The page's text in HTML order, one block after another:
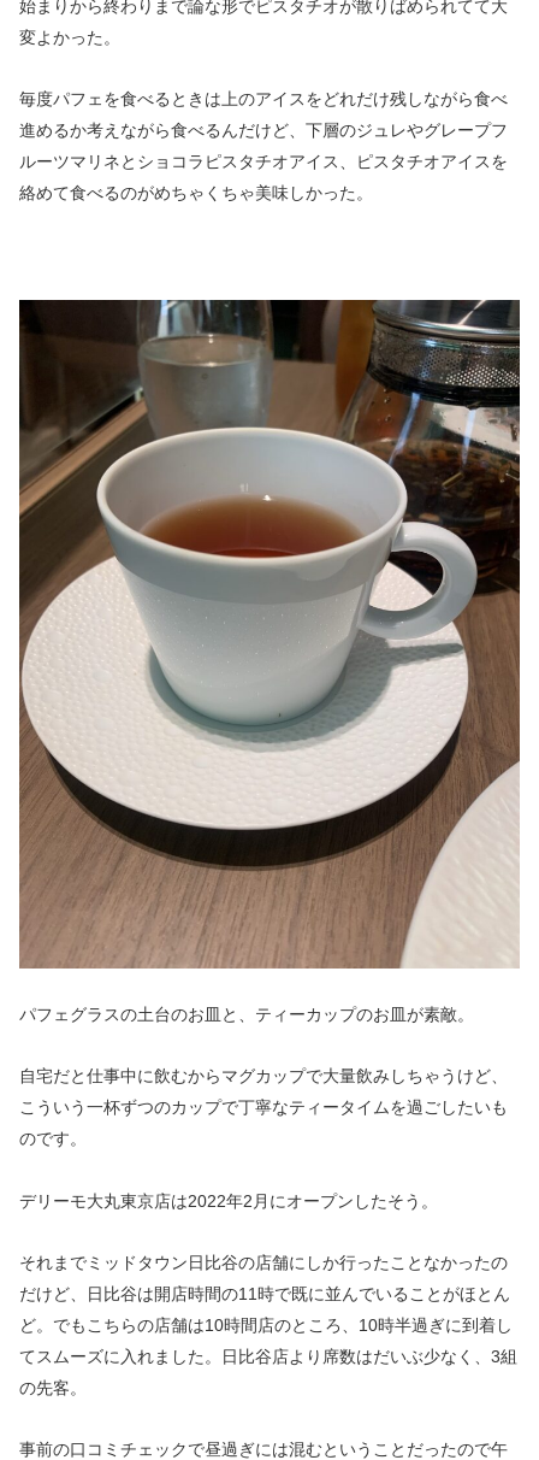
始まりから終わりまで論な形でピスタチオが散りばめられてて大
変よかった。
毎度パフェを食べるときは上のアイスをどれだけ残しながら食べ
進めるか考えながら食べるんだけど、下層のジュレやグレープフ
ルーツマリネとショコラピスタチオアイス、ピスタチオアイスを
絡めて食べるのがめちゃくちゃ美味しかった。
パフェグラスの土台のお皿と、ティーカップのお皿が素敵。
自宅だと仕事中に飲むからマグカップで大量飲みしちゃうけど、
こういう一杯ずつのカップで丁寧なティータイムを過ごしたいも
のです。
デリーモ大丸東京店は2022年2月にオープンしたそう。
それまでミッドタウン日比谷の店舗にしか行ったことなかったの
だけど、日比谷は開店時間の11時で既に並んでいることがほとん
ど。でもこちらの店舗は10時間店のところ、10時半過ぎに到着し
てスムーズに入れました。日比谷店より席数はだいぶ少なく、3組
の先客。
事前の口コミチェックで昼過ぎには混むということだったので午